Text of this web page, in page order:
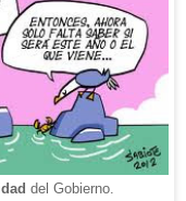
del Gobierno.